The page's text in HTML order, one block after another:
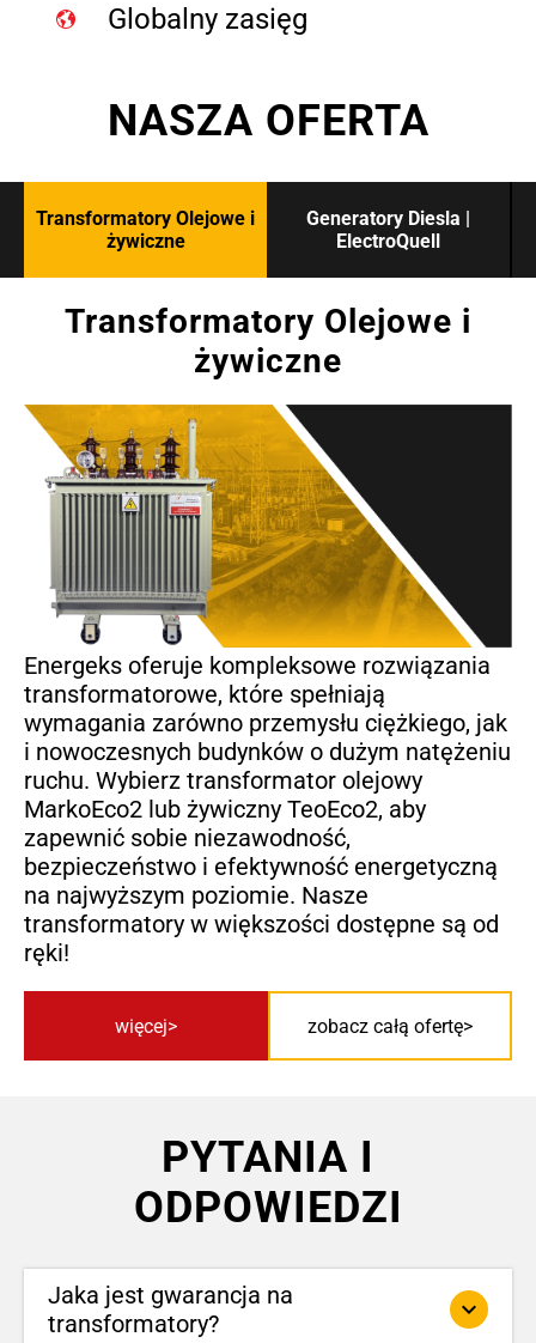
Globalny zasięg
NASZA OFERTA
Transformatory Olejowe i
żywiczne
Generatory Diesla |
ElectroQuell
Transformatory Olejowe i
żywiczne
Energeks oferuje kompleksowe rozwiązania
transformatorowe, które spełniają
wymagania zarówno przemysłu ciężkiego, jak
i nowoczesnych budynków o dużym natężeniu
ruchu. Wybierz transformator olejowy
MarkoEco2 lub żywiczny TeoEco2, aby
zapewnić sobie niezawodność,
bezpieczeństwo i efektywność energetyczną
na najwyższym poziomie. Nasze
transformatory w większości dostępne są od
ręki!
więcej zobacz całą ofertę
PYTANIA I
ODPOWIEDZI
Jaka jest gwarancja na
transformatory?
keyboard_arrow_down